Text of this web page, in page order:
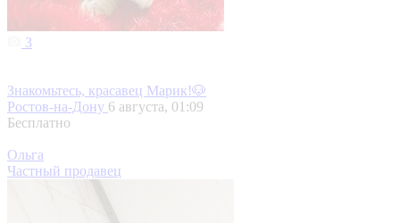
3
Знакомьтесь, красавец Марик!🐶
Ростов-на-Дону 6 августа, 01:09
Бесплатно
Ольга
Частный продавец